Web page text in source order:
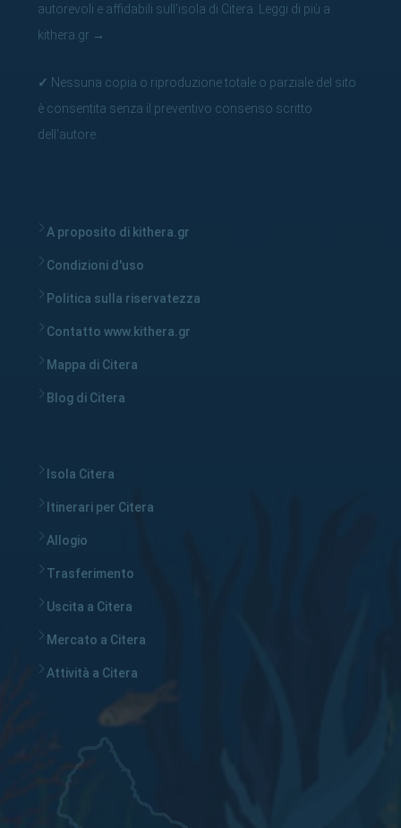
autorevoli e affidabili sull'isola di Citera. Leggi di più a
kithera.gr →
✓ Nessuna copia o riproduzione totale o parziale del sito
è consentita senza il preventivo consenso scritto
dell'autore.
A proposito di kithera.gr
Condizioni d'uso
Politica sulla riservatezza
Contatto www.kithera.gr
Mappa di Citera
Blog di Citera
Isola Citera
Itinerari per Citera
Allogio
Trasferimento
Uscita a Citera
Mercato a Citera
Attività a Citera